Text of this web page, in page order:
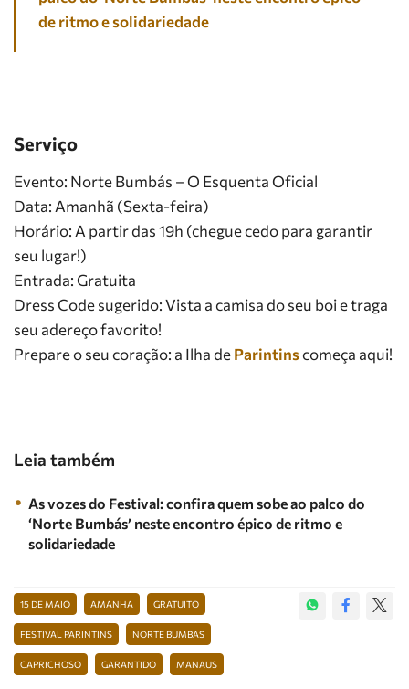
de ritmo e solidariedade
Serviço
Evento: Norte Bumbás – O Esquenta Oficial
Data: Amanhã (Sexta-feira)
Horário: A partir das 19h (chegue cedo para garantir
seu lugar!)
Entrada: Gratuita
Dress Code sugerido: Vista a camisa do seu boi e traga
seu adereço favorito!
Prepare o seu coração: a Ilha deParintinscomeça aqui!
Leia também
As vozes do Festival: confira quem sobe ao palco do
‘Norte Bumbás’ neste encontro épico de ritmo e
solidariedade
15 DE MAIO AMANHA GRATUITO
FESTIVAL PARINTINS NORTE BUMBAS
CAPRICHOSO GARANTIDO MANAUS